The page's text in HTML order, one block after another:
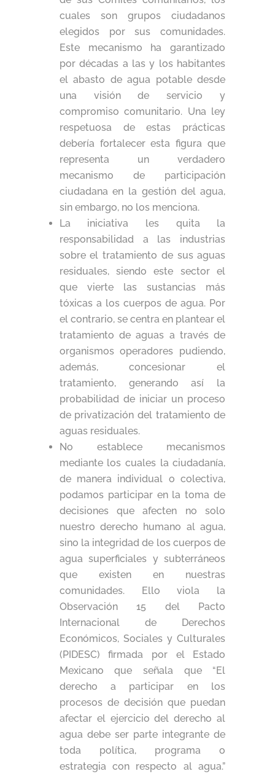
cuales son grupos ciudadanos
elegidos por sus comunidades.
Este mecanismo ha garantizado
por décadas a las y los habitantes
el abasto de agua potable desde
una visión de servicio y
compromiso comunitario. Una ley
respetuosa de estas prácticas
debería fortalecer esta figura que
representa un verdadero
mecanismo de participación
ciudadana en la gestión del agua,
sin embargo, no los menciona.
La iniciativa les quita la
responsabilidad a las industrias
sobre el tratamiento de sus aguas
residuales, siendo este sector el
que vierte las sustancias más
tóxicas a los cuerpos de agua. Por
el contrario, se centra en plantear el
tratamiento de aguas a través de
organismos operadores pudiendo,
además, concesionar el
tratamiento, generando así la
probabilidad de iniciar un proceso
de privatización del tratamiento de
aguas residuales.
No establece mecanismos
mediante los cuales la ciudadanía,
de manera individual o colectiva,
podamos participar en la toma de
decisiones que afecten no solo
nuestro derecho humano al agua,
sino la integridad de los cuerpos de
agua superficiales y subterráneos
que existen en nuestras
comunidades. Ello viola la
Observación 15 del Pacto
Internacional de Derechos
Económicos, Sociales y Culturales
(PIDESC) firmada por el Estado
Mexicano que señala que “El
derecho a participar en los
procesos de decisión que puedan
afectar el ejercicio del derecho al
agua debe ser parte integrante de
toda política, programa o
estrategia con respecto al agua.”